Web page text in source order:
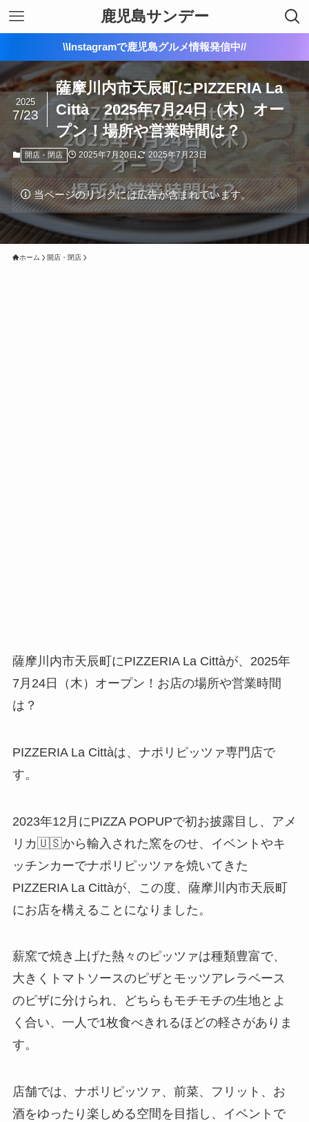
鹿児島サンデー
\\Instagramで鹿児島グルメ情報発信中//
薩摩川内市天辰町にPIZZERIA La
Città 2025年7月24日（木）オー
プン！場所や営業時間は？
2025
7/23
開店・閉店 2025年7月20日 2025年7月23日
当ページのリンクには広告が含まれています。
ホーム 開店・閉店
薩摩川内市天辰町にPIZZERIA La Cittàが、2025年
7月24日（木）オープン！お店の場所や営業時間
は？
PIZZERIA La Cittàは、ナポリピッツァ専門店で
す。
2023年12月にPIZZA POPUPで初お披露目し、アメ
リカ🇺🇸から輸入された窯をのせ、イベントやキ
ッチンカーでナポリピッツァを焼いてきた
PIZZERIA La Cittàが、この度、薩摩川内市天辰町
にお店を構えることになりました。
薪窯で焼き上げた熱々のピッツァは種類豊富で、
大きくトマトソースのピザとモッツアレラベース
のピザに分けられ、どちらもモチモチの生地とよ
く合い、一人で1枚食べきれるほどの軽さがありま
す。
店舗では、ナポリピッツァ、前菜、フリット、お
酒をゆったり楽しめる空間を目指し、イベントで